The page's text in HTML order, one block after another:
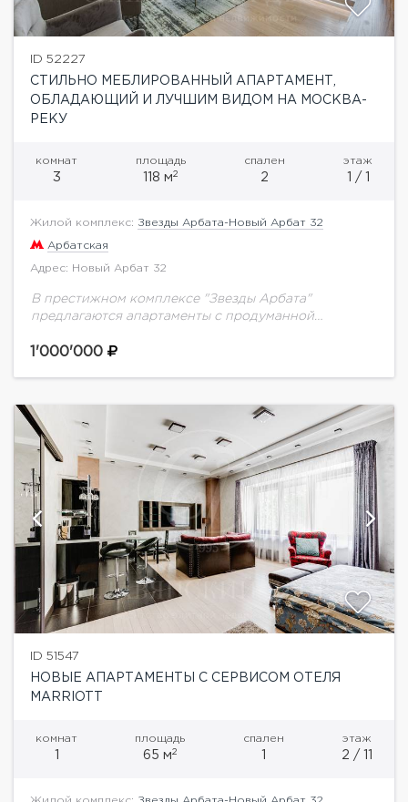
ID 52227
СТИЛЬНО МЕБЛИРОВАННЫЙ АПАРТАМЕНТ,
ОБЛАДАЮЩИЙ И ЛУЧШИМ ВИДОМ НА МОСКВА-
РЕКУ
комнат
3
площадь
118 м2
спален
2
этаж
1 / 1
Жилой комплекс: Звезды Арбата-Новый Арбат 32
Арбатская
Адрес: Новый Арбат 32
В престижном комплексе "Звезды Арбата"
предлагаются апартаменты с продуманной
Москва- Сити. Планировка: кухня-гостиная, две
1'000'000
ID 51547
НОВЫЕ АПАРТАМЕНТЫ С СЕРВИСОМ ОТЕЛЯ
MARRIOTT
комнат
1
площадь
65 м2
спален
1
этаж
2 / 11